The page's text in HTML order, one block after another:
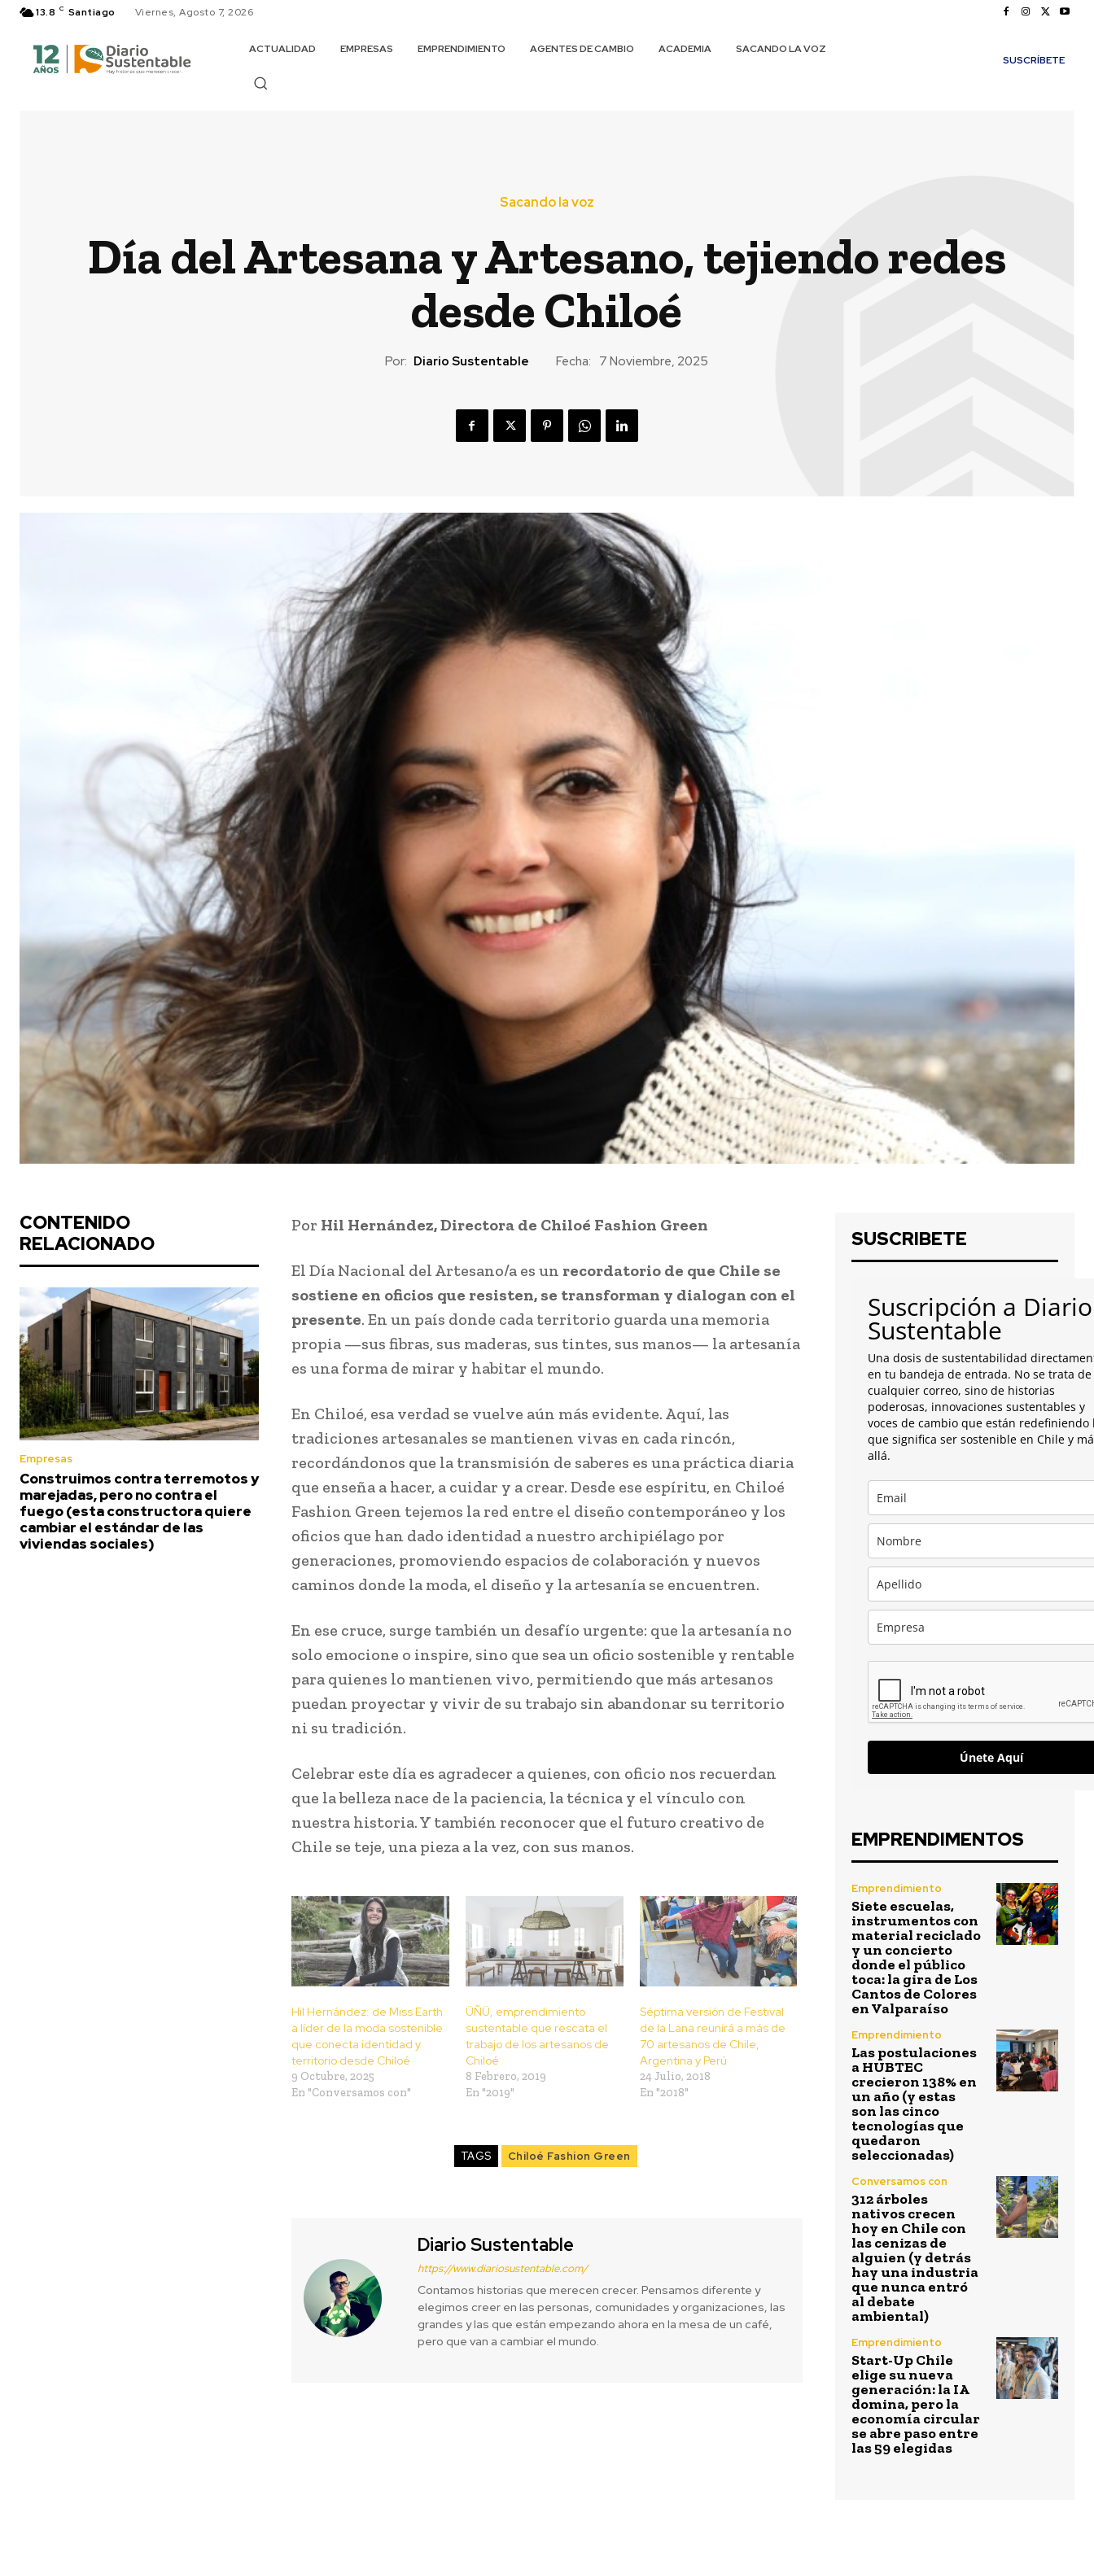
13.8 C Santiago Viernes, Agosto 7, 2026
ACTUALIDAD EMPRESAS EMPRENDIMIENTO AGENTES DE CAMBIO ACADEMIA
SACANDO LA VOZ
SUSCRÍBETE
Sacando la voz
Día del Artesana y Artesano, tejiendo redes
desde Chiloé
Por: Diario Sustentable Fecha: 7 Noviembre, 2025
CONTENIDO
RELACIONADO
Empresas
Construimos contra terremotos y
marejadas, pero no contra el
fuego (esta constructora quiere
cambiar el estándar de las
viviendas sociales)
Por Hil Hernández, Directora de Chiloé Fashion Green
El Día Nacional del Artesano/a es un recordatorio de que Chile se
sostiene en oficios que resisten, se transforman y dialogan con el
presente. En un país donde cada territorio guarda una memoria
propia —sus fibras, sus maderas, sus tintes, sus manos— la artesanía
es una forma de mirar y habitar el mundo.
En Chiloé, esa verdad se vuelve aún más evidente. Aquí, las
tradiciones artesanales se mantienen vivas en cada rincón,
recordándonos que la transmisión de saberes es una práctica diaria
que enseña a hacer, a cuidar y a crear. Desde ese espíritu, en Chiloé
Fashion Green tejemos la red entre el diseño contemporáneo y los
oficios que han dado identidad a nuestro archipiélago por
generaciones, promoviendo espacios de colaboración y nuevos
caminos donde la moda, el diseño y la artesanía se encuentren.
En ese cruce, surge también un desafío urgente: que la artesanía no
solo emocione o inspire, sino que sea un oficio sostenible y rentable
para quienes lo mantienen vivo, permitiendo que más artesanos
puedan proyectar y vivir de su trabajo sin abandonar su territorio
ni su tradición.
Celebrar este día es agradecer a quienes, con oficio nos recuerdan
que la belleza nace de la paciencia, la técnica y el vínculo con
nuestra historia. Y también reconocer que el futuro creativo de
Chile se teje, una pieza a la vez, con sus manos.
Hil Hernández: de Miss Earth
a líder de la moda sostenible
que conecta identidad y
territorio desde Chiloé
9 Octubre, 2025
En "Conversamos con"
ÜÑÜ, emprendimiento
sustentable que rescata el
trabajo de los artesanos de
Chiloé
8 Febrero, 2019
En "2019"
Séptima versión de Festival
de la Lana reunirá a más de
70 artesanos de Chile,
Argentina y Perú
24 Julio, 2018
En "2018"
TAGS Chiloé Fashion Green
Diario Sustentable
https://www.diariosustentable.com/
Contamos historias que merecen crecer. Pensamos diferente y
elegimos creer en las personas, comunidades y organizaciones, las
grandes y las que están empezando ahora en la mesa de un café,
pero que van a cambiar el mundo.
SUSCRIBETE
Suscripción a Diario
Sustentable
Una dosis de sustentabilidad
en tu bandeja de entrada. No se trata de
cualquier correo, sino de historias
poderosas, innovaciones sustentables y
voces de cambio que están redefiniendo
que significa ser sostenible en Chile y
allá.
Únete Aquí
EMPRENDIMENTOS
Emprendimiento
Siete escuelas,
instrumentos con
material reciclado
y un concierto
donde el público
toca: la gira de Los
Cantos de Colores
en Valparaíso
Emprendimiento
Las postulaciones
a HUBTEC
crecieron 138% en
un año (y estas
son las cinco
tecnologías que
quedaron
seleccionadas)
Conversamos con
312 árboles
nativos crecen
hoy en Chile con
las cenizas de
alguien (y detrás
hay una industria
que nunca entró
al debate
ambiental)
Emprendimiento
Start-Up Chile
elige su nueva
generación: la IA
domina, pero la
economía circular
se abre paso entre
las 59 elegidas